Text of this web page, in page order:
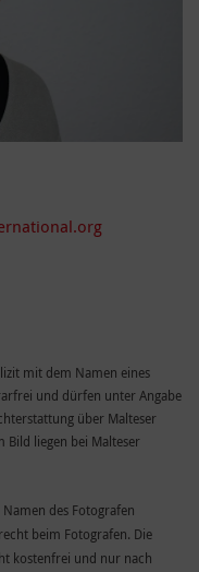
mit dem Namen eines
und dürfen unter Angabe
über Malteser
Bild liegen bei Malteser
des Fotografen
beim Fotografen. Die
kostenfrei und nur nach